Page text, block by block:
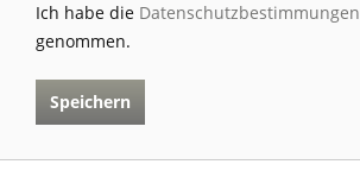
Ich habe die Datenschutzbestimmungen
genommen.
Speichern